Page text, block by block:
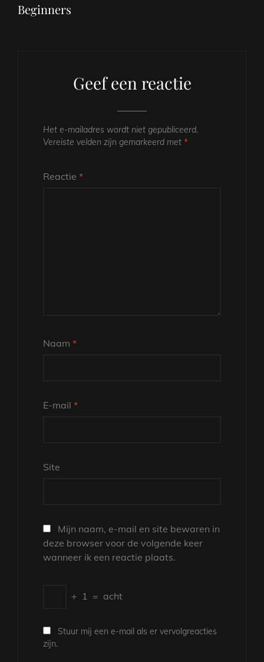
Beginners
Geef een reactie
Het e-mailadres wordt niet gepubliceerd.
Vereiste velden zijn gemarkeerd met *
Reactie *
Naam *
E-mail *
Site
Mijn naam, e-mail en site bewaren in
deze browser voor de volgende keer
wanneer ik een reactie plaats.
+ 1 = acht
Stuur mij een e-mail als er vervolgreacties
zijn.